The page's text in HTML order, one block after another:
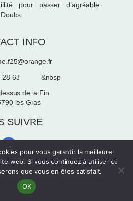
pour passer d’agréable
INFO
28 68 &nbsp
de la Fin
les Gras
SUIVRE
VIE DU BOIS–MENTIONS
pour vous garantir la meilleure
web. Si vous continuez à utiliser ce
que vous en êtes satisfait.
OK